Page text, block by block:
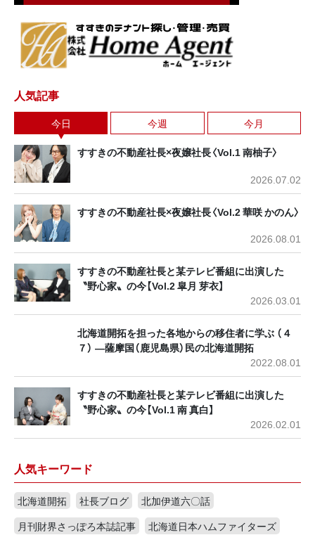
人気記事
今日 今週 今月
すすきの不動産社長×夜嬢社長〈Vol.1 南柚子〉
2026.07.02
すすきの不動産社長×夜嬢社長〈Vol.2 華咲 かのん〉
2026.08.01
すすきの不動産社長と某テレビ番組に出演した
〝野心家〟の今【Vol.2 皐月 芽衣】
2026.03.01
北海道開拓を担った各地からの移住者に学ぶ （４
７） ―薩摩国（鹿児島県）民の北海道開拓
2022.08.01
すすきの不動産社長と某テレビ番組に出演した
〝野心家〟の今【Vol.1 南 真白】
2026.02.01
人気キーワード
北海道開拓 社長ブログ
北加伊道六〇話
月刊財界さっぽろ本誌記事
北海道日本ハムファイターズ